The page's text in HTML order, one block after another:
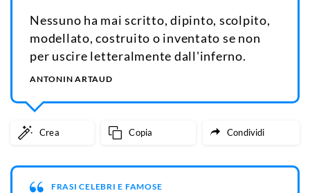
Nessuno ha mai scritto, dipinto, scolpito,
modellato, costruito o inventato se non
per uscire letteralmente dall'inferno.
ANTONIN ARTAUD
Crea Copia Condividi
FRASI CELEBRI E FAMOSE